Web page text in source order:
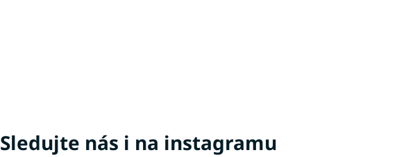
Sledujte nás i na instagramu